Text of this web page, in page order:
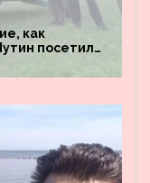
как
посетил